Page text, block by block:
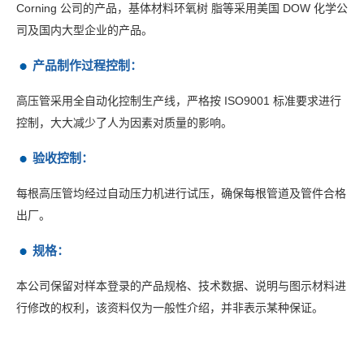
Corning 公司的产品，基体材料环氧树 脂等采用美国 DOW 化学公
司及国内大型企业的产品。
产品制作过程控制：
高压管采用全自动化控制生产线，严格按 ISO9001 标准要求进行
控制，大大减少了人为因素对质量的影响。
验收控制：
每根高压管均经过自动压力机进行试压，确保每根管道及管件合格
出厂。
规格：
本公司保留对样本登录的产品规格、技术数据、说明与图示材料进
行修改的权利，该资料仅为一般性介绍，并非表示某种保证。